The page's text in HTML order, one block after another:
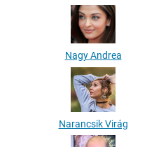
Nádasi Esztus
Nagy Andrea
Narancsik Virág